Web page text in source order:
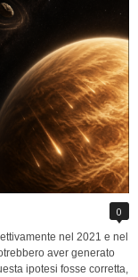
0
nel 2021 e nel
aver generato
ipotesi fosse corretta,